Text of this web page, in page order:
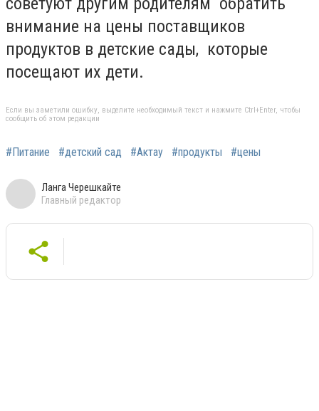
внимание на цены поставщиков
продуктов в детские сады, которые
посещают их дети.
Если вы заметили ошибку, выделите необходимый текст и нажмите Ctrl+Enter, чтобы
сообщить об этом редакции
#Питание #детский сад #Актау #продукты #цены
Ланга Черешкайте
Главный редактор